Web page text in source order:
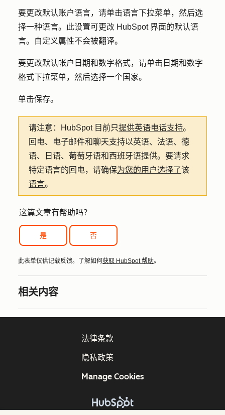
要更改默认账户语言，请单击语言下拉菜单，然后选
择一种语言。此设置可更改 HubSpot 界面的默认语
言。自定义属性不会被翻译。
要更改默认帐户日期和数字格式，请单击日期和数字
格式下拉菜单，然后选择一个国家。
单击保存。
请注意： HubSpot 目前只提供英语电话支持。
回电、电子邮件和聊天支持以英语、法语、德
语、日语、葡萄牙语和西班牙语提供。要请求
特定语言的回电，请确保为您的用户选择了该
语言。
这篇文章有帮助吗？
是 否
此表单仅供记载反馈。了解如何 获取 HubSpot 帮助。
相关内容
法律条款
隐私政策
Manage Cookies